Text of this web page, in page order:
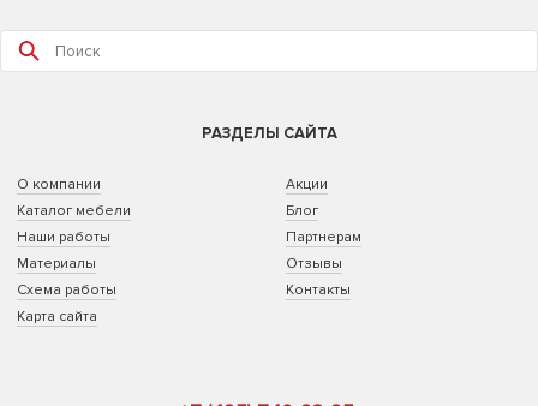
РАЗДЕЛЫ САЙТА
О компании
Каталог мебели
Наши работы
Материалы
Схема работы
Карта сайта
Акции
Блог
Партнерам
Отзывы
Контакты